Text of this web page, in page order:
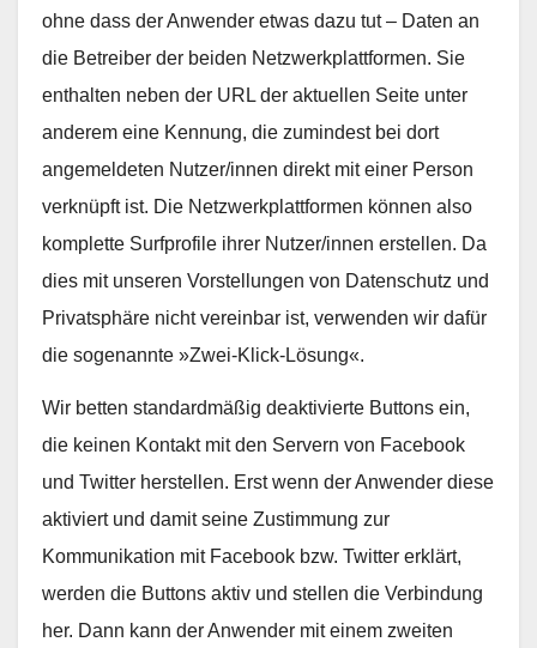
ohne dass der Anwender etwas dazu tut – Daten an
die Betreiber der beiden Netzwerkplattformen. Sie
enthalten neben der URL der aktuellen Seite unter
anderem eine Kennung, die zumindest bei dort
angemeldeten Nutzer/innen direkt mit einer Person
verknüpft ist. Die Netzwerkplattformen können also
komplette Surfprofile ihrer Nutzer/innen erstellen. Da
dies mit unseren Vorstellungen von Datenschutz und
Privatsphäre nicht vereinbar ist, verwenden wir dafür
die sogenannte »Zwei-Klick-Lösung«.
Wir betten standardmäßig deaktivierte Buttons ein,
die keinen Kontakt mit den Servern von Facebook
und Twitter herstellen. Erst wenn der Anwender diese
aktiviert und damit seine Zustimmung zur
Kommunikation mit Facebook bzw. Twitter erklärt,
werden die Buttons aktiv und stellen die Verbindung
her. Dann kann der Anwender mit einem zweiten